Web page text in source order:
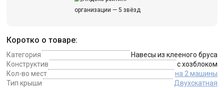
Коротко о товаре:
Категория
Навесы из клееного бруса
Конструктив
с хозблоком
Кол-во мест
на 2 машины
Тип крыши
Двухскатная